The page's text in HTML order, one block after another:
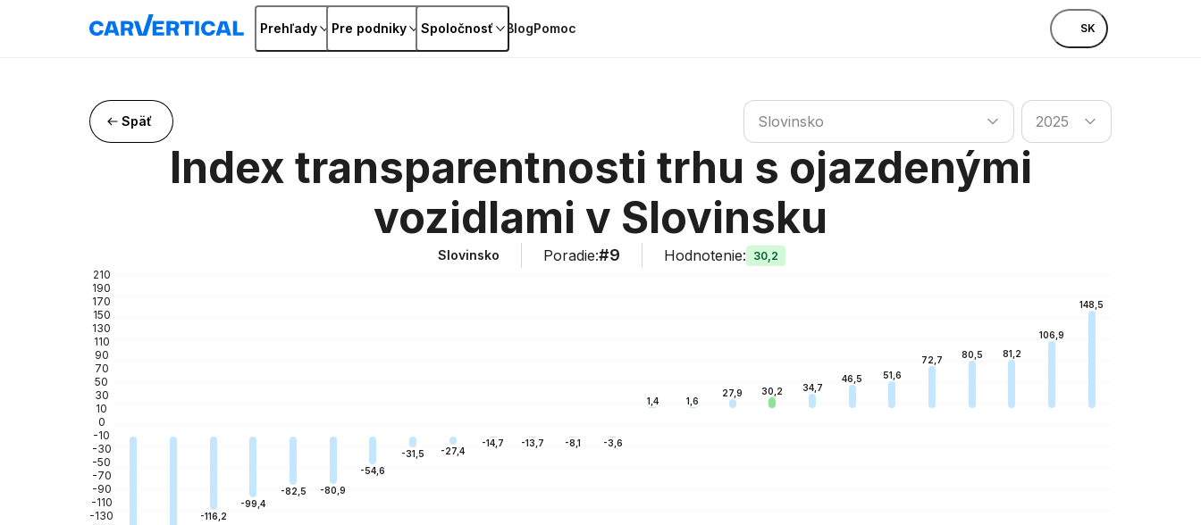
Prehľady Pre podniky Spoločnosť BlogPomoc SK
Späť
Vyhľadať krajinu
Slovinsko
Vyhľadať krajinu
2025
Index transparentnosti trhu s ojazdenými
vozidlami v Slovinsku
Slovinsko Poradie:#9 Hodnotenie:
30,2
210
190
170
150
130
110
90
70
50
30
10
0
-10
-30
-50
-70
-90
-110
-130
-116,2
-99,4
-82,5 -80,9
-54,6
-31,5 -27,4
-14,7 -13,7 -8,1 -3,6
1,4 1,6
27,9 30,2 34,7
46,5 51,6
72,7
80,5 81,2
106,9
148,5